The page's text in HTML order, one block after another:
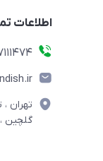
اطلاعات
تهران
گلچین ، کوچه